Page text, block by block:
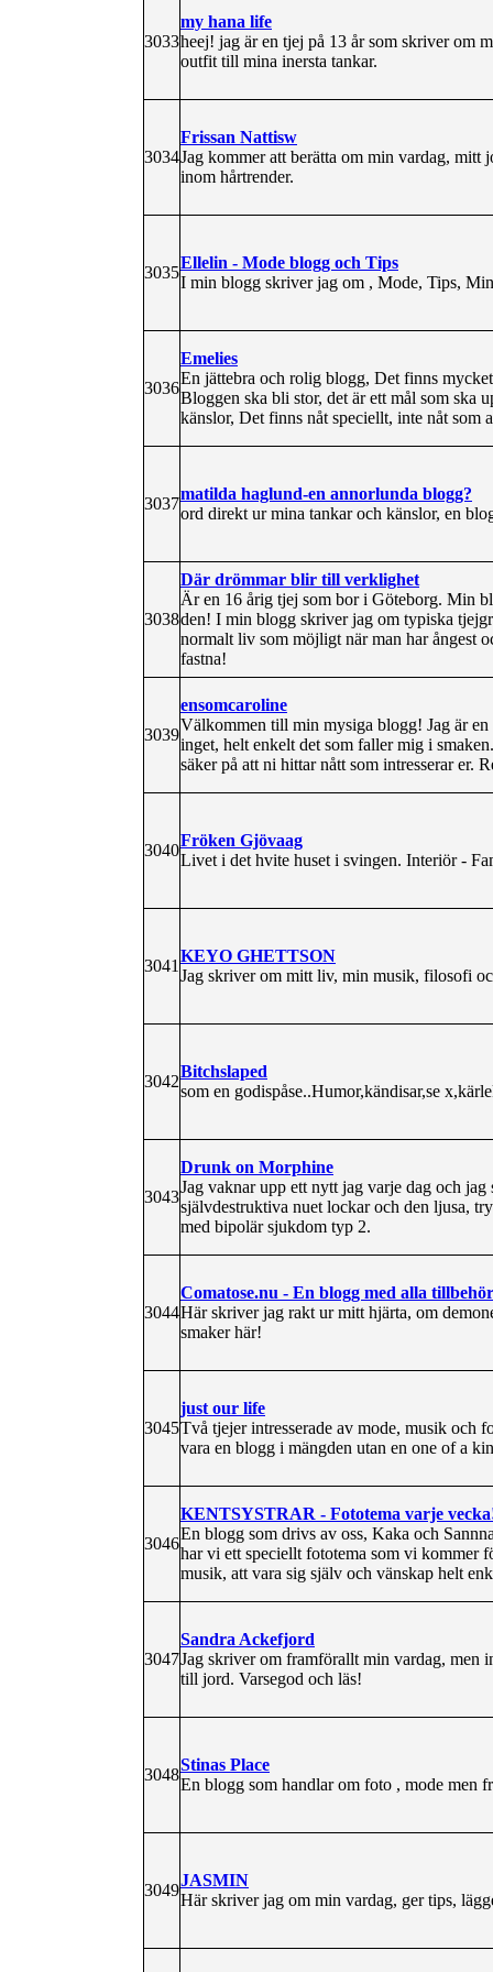
3033
my hana life
heej! jag är en tjej på 13 år som skriver om
outfit till mina inersta tankar.
3034
Frissan Nattisw
Jag kommer att berätta om min vardag, mitt
inom hårtrender.
3035
Ellelin - Mode blogg och Tips
I min blogg skriver jag om , Mode, Tips,
3036
Emelies
En jättebra och rolig blogg, Det finns
Bloggen ska bli stor, det är ett mål som ska
känslor, Det finns nåt speciellt, inte nåt som
3037
matilda haglund-en annorlunda blogg?
ord direkt ur mina tankar och känslor, en
3038
Där drömmar blir till verklighet
Är en 16 årig tjej som bor i Göteborg. Min
den! I min blogg skriver jag om typiska
normalt liv som möjligt när man har ångest
fastna!
3039
ensomcaroline
Välkommen till min mysiga blogg! Jag är
inget, helt enkelt det som faller mig i
säker på att ni hittar nått som intresserar er.
3040
Fröken Gjövaag
Livet i det hvite huset i svingen. Interiör -
3041
KEYO GHETTSON
Jag skriver om mitt liv, min musik, filosofi
3042
Bitchslaped
som en godispåse..Humor,kändisar,se
3043
Drunk on Morphine
Jag vaknar upp ett nytt jag varje dag och
självdestruktiva nuet lockar och den ljusa,
med bipolär sjukdom typ 2.
3044
Comatose.nu - En blogg med alla tillbehör
Här skriver jag rakt ur mitt hjärta, om
smaker här!
3045
just our life
Två tjejer intresserade av mode, musik och
vara en blogg i mängden utan en one of a
3046
KENTSYSTRAR - Fototema varje
En blogg som drivs av oss, Kaka och
har vi ett speciellt fototema som vi kommer
musik, att vara sig själv och vänskap helt
3047
Sandra Ackefjord
Jag skriver om framförallt min vardag, men
till jord. Varsegod och läs!
3048
Stinas Place
En blogg som handlar om foto , mode men
3049
JASMIN
Här skriver jag om min vardag, ger tips,